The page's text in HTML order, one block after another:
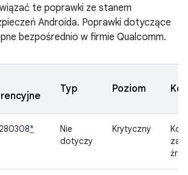
te poprawki ze stanem
Androida. Poprawki dotyczące
bezpośrednio w firmie Qualcomm.
Typ Poziom
*
Nie
dotyczy
Krytyczny